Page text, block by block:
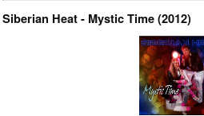
Siberian Heat - Mystic Time (2012)